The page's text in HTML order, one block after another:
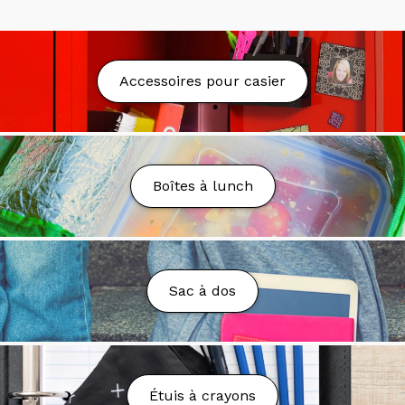
Livraison
Nous proposons la livraison partout au Québec au
tarif fixe de 9.99$.La livraison est gratuite à partir
de 75$ d'achat avant taxes* sauf exception. Nous
nous réservons le droit d'annuler la commande ou
d'ajuster les frais en cas de coûts de transport trop
élevés, sous réserve de votre approbation.
Nous pouvons livrer dans les boîtes postales (PO
Box), toutefois des frais additionnels peuvent être
demandés.
Délai de Livraison
Votre colis sera préparé et livré dans un délai de 2 à
7 jours ouvrables.
Vous n’avez toujours rien reçu?
Accessoires pour casier
Boîtes à lunch
Sac à dos
Étuis à crayons